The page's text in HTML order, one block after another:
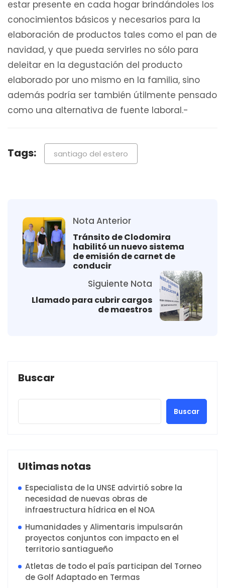
estar presente en cada hogar brindándoles los
conocimientos básicos y necesarios para la
elaboración de productos tales como el pan de
navidad, y que pueda servirles no sólo para
deleitar en la degustación del producto
elaborado por uno mismo en la familia, sino
además podría ser también útilmente pensado
como una alternativa de fuente laboral.-
Tags: santiago del estero
Nota Anterior
Tránsito de Clodomira
habilitó un nuevo sistema
de emisión de carnet de
conducir
Siguiente Nota
Llamado para cubrir cargos
de maestros
Buscar
Buscar
Ultimas notas
Especialista de la UNSE advirtió sobre la
necesidad de nuevas obras de
infraestructura hídrica en el NOA
Humanidades y Alimentaris impulsarán
proyectos conjuntos con impacto en el
territorio santiagueño
Atletas de todo el país participan del Torneo
de Golf Adaptado en Termas